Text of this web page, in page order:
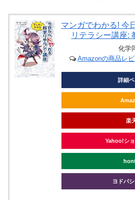
マンガでわかる! 今
リテラシー講座:
化学
Amazonの商品レ
詳細
楽
Yahoo!シ
ヨドバ